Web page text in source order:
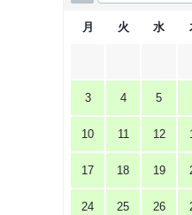
月 火 水
3 4 5
10 11 12
17 18 19
24 25 26